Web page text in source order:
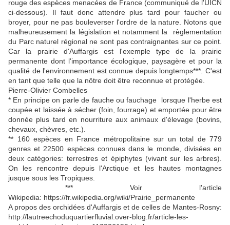
rouge des espèces menacées de France (communiqué de l'UICN
ci-dessous). Il faut donc attendre plus tard pour faucher ou
broyer, pour ne pas bouleverser l'ordre de la nature. Notons que
malheureusement la législation et notamment la règlementation
du Parc naturel régional ne sont pas contraignantes sur ce point.
Car la prairie d'Auffargis est l'exemple type de la prairie
permanente dont l'importance écologique, paysagère et pour la
qualité de l'environnement est connue depuis longtemps***. C'est
en tant que telle que la nôtre doit être reconnue et protégée.
Pierre-Olivier Combelles
* En principe on parle de fauche ou fauchage lorsque l'herbe est
coupée et laissée à sécher (foin, fourrage) et emportée pour être
donnée plus tard en nourriture aux animaux d'élevage (bovins,
chevaux, chèvres, etc.).
** 160 espèces en France métropolitaine sur un total de 779
genres et 22500 espèces connues dans le monde, divisées en
deux catégories: terrestres et épiphytes (vivant sur les arbres).
On les rencontre depuis l'Arctique et les hautes montagnes
jusque sous les Tropiques.
*** Voir l'article
Wikipedia: https://fr.wikipedia.org/wiki/Prairie_permanente
A propos des orchidées d'Auffargis et de celles de Mantes-Rosny:
http://lautreechoduquartierfluvial.over-blog.fr/article-les-